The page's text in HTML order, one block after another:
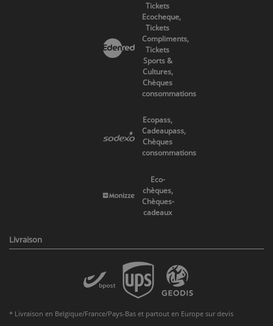
Tickets
Ecocheque,
Tickets
Compliments,
Tickets
Sports &
Cultures,
Chèques
consommations
Ecopass,
Cadeaupass,
Chèques
consommations
Eco-
chèques,
Chèques-
cadeaux
Livraison
* Livraison en Belgique/France/Pays-Bas et partout en Europe sur devis